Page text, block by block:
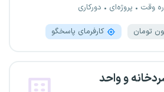
وقت پروژه‌ای دورکاری
کارفرمای پاسخگو
و واحد